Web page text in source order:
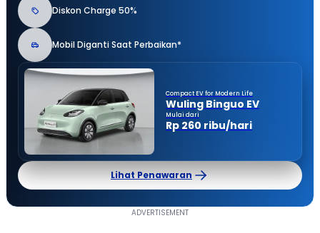
Diskon Charge 50%
Mobil Diganti Saat Perbaikan*
Compact EV for Modern Life
Wuling Binguo EV
Mulai dari
Rp 260 ribu/hari
Lihat Penawaran